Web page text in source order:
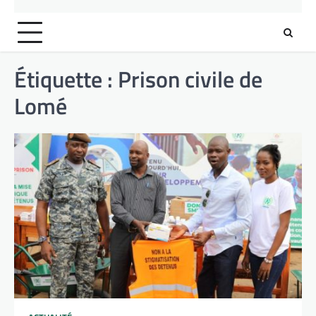
Étiquette : Prison civile de
Lomé